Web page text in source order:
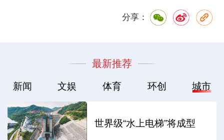
分享：
最新推荐
新闻 文娱 体育 环创 城市
世界级“水上电梯”将成型